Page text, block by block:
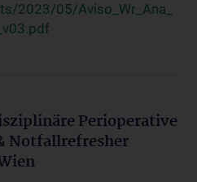
2023/05/Aviso_Wr_Ana_
Perioperative
Notfallrefresher